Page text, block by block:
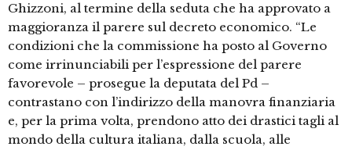
Ghizzoni, al termine della seduta che ha approvato a
maggioranza il parere sul decreto economico. “Le
condizioni che la commissione ha posto al Governo
come irrinunciabili per l’espressione del parere
favorevole – prosegue la deputata del Pd –
contrastano con l’indirizzo della manovra finanziaria
e, per la prima volta, prendono atto dei drastici tagli al
mondo della cultura italiana, dalla scuola, alle